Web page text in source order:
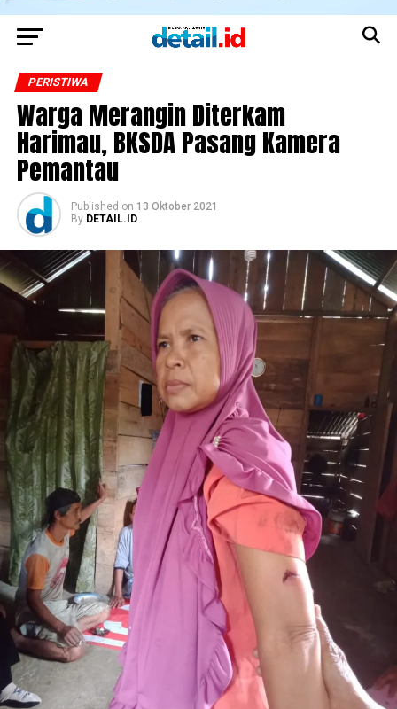
PERISTIWA
Warga Merangin Diterkam
Harimau, BKSDA Pasang Kamera
Pemantau
Published on 13 Oktober 2021
By DETAIL.ID